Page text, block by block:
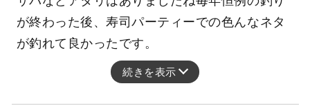
が終わった後、寿司パーティーでの色んなネタ
が釣れて良かったです。
続きを表示